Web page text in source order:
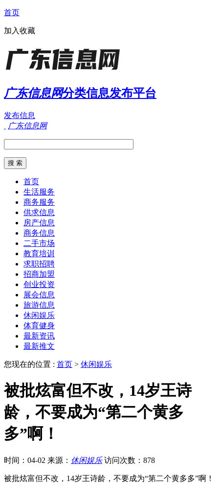
首页
加入收藏
广东信息网分类信息发布平台
发布信息
广东信息网
首页
生活服务
商务服务
供求信息
房产信息
商务信息
二手市场
教育培训
求职招聘
招商加盟
创业投资
展会信息
旅游信息
休闲娱乐
体育健身
最新资讯
最新推文
您现在的位置 : 首页 > 休闲娱乐
被批炫富但不改，14岁王诗
龄，不要成为“第二个黄多
多”啊！
时间：04-02 来源： 休闲娱乐 访问次数：878
被批炫富但不改，14岁王诗龄，不要成为“第二个黄多多”啊！